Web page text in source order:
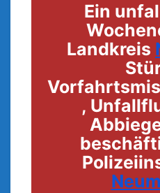
Ein
Landkreis
,